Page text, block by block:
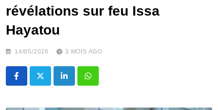
révélations sur feu Issa
Hayatou
14/05/2026 3 MOIS AGO
LinkedInWhatsapp